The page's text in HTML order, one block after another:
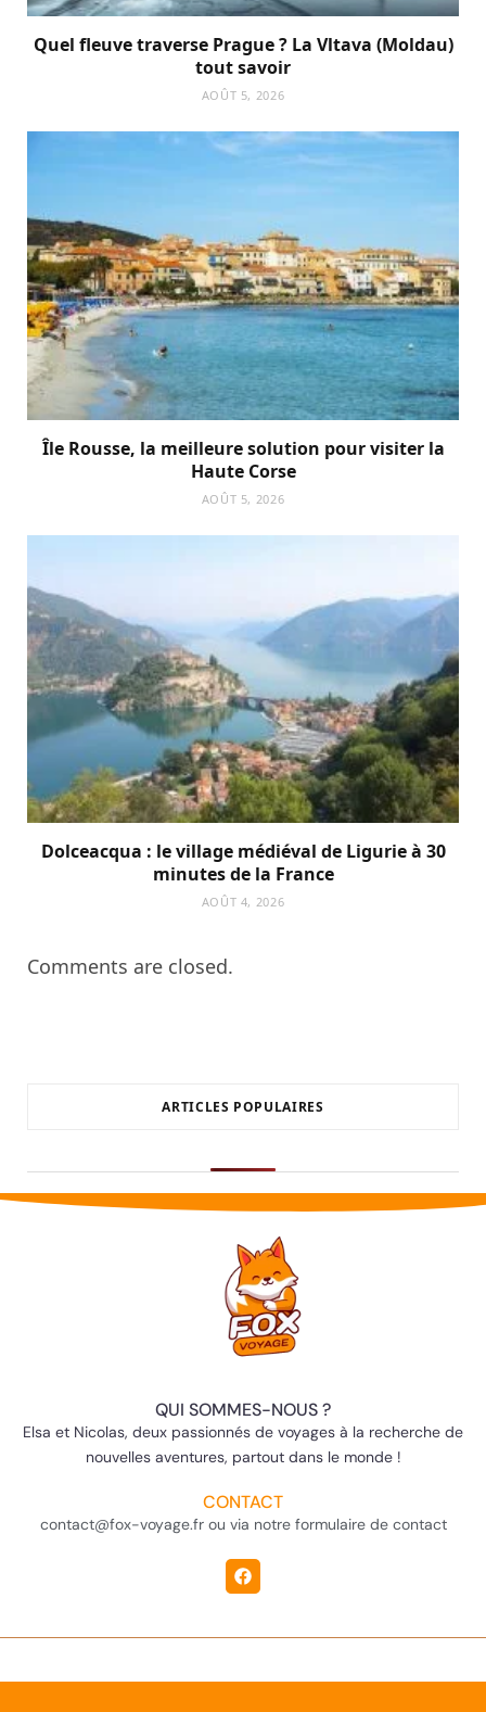
Quel fleuve traverse Prague ? La Vltava (Moldau)
tout savoir
AOÛT 5, 2026
Île Rousse, la meilleure solution pour visiter la
Haute Corse
AOÛT 5, 2026
Dolceacqua : le village médiéval de Ligurie à 30
minutes de la France
AOÛT 4, 2026
Comments are closed.
ARTICLES POPULAIRES
QUI SOMMES-NOUS ?
Elsa et Nicolas, deux passionnés de voyages à la recherche de
nouvelles aventures, partout dans le monde !
CONTACT
contact@fox-voyage.fr ou via notre formulaire de contact